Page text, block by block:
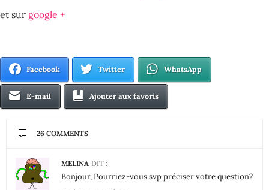
et sur google +
Facebook Twitter WhatsApp
E-mail Ajouter aux favoris
26 COMMENTS
MELINA DIT :
Bonjour, Pourriez-vous svp préciser votre question?